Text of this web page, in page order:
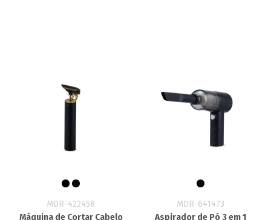
MDR-422458
Máquina de Cortar Cabelo
MDR-641473
Aspirador de Pó 3 em 1